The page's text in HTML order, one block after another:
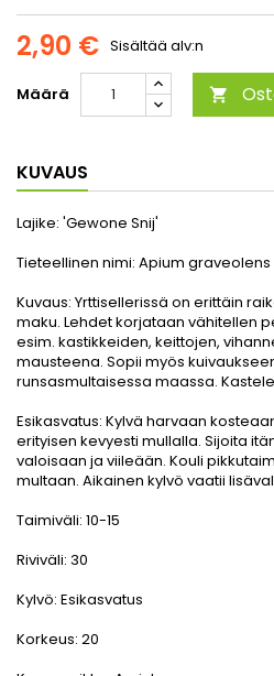
2,90 € Sisältää alv:n
Määrä 
KUVAUS
Lajike: 'Gewone Snij'
Tieteellinen nimi: Apium graveolens
Kuvaus: Yrttisellerissä on erittäin
maku. Lehdet korjataan vähitellen
esim. kastikkeiden, keittojen,
mausteena. Sopii myös
runsasmultaisessa maassa.
Esikasvatus: Kylvä harvaan
erityisen kevyesti mullalla. Sijoita
valoisaan ja viileään. Kouli
multaan. Aikainen kylvö vaatii
Taimiväli: 10-15
Riviväli: 30
Kylvö: Esikasvatus
Korkeus: 20